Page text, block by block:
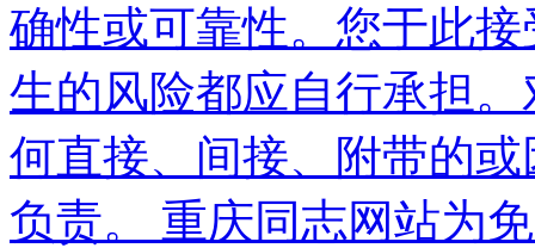
确性或可靠性。您于此
生的风险都应自行承担
何直接、间接、附带的
负责。 重庆同志网站为